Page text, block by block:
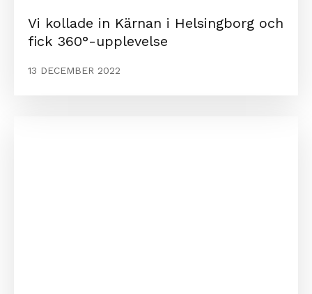
Vi kollade in Kärnan i Helsingborg och
fick 360°-upplevelse
13 DECEMBER 2022